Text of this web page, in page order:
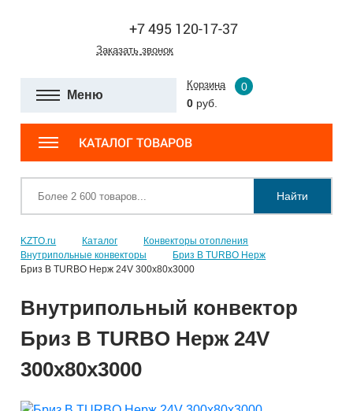
+7 495 120-17-37
Заказать звонок
Меню
Корзина
0
0 руб.
КАТАЛОГ ТОВАРОВ
Найти
KZTO.ru Каталог
Конвекторы отопления
Внутрипольные конвекторы
Бриз В TURBO Нерж
Бриз В TURBO Нерж 24V 300х80х3000
Внутрипольный конвектор
Бриз В TURBO Нерж 24V
300х80х3000